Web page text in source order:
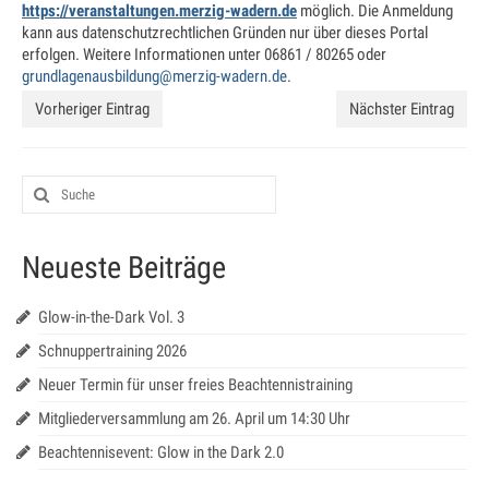
Turniere
Senioren Cup
Saar-Lor-Lux Casino Cup
Beckinger Jugend-Turnier
Datenschutz
https://veranstaltungen.merzig-wadern.de möglich. Die Anmeldung
kann aus datenschutzrechtlichen Gründen nur über dieses Portal
erfolgen. Weitere Informationen unter 06861 / 80265 oder
grundlagenausbildung@merzig-wadern.de.
Vorheriger Eintrag
Nächster Eintrag
Neueste Beiträge
Glow-in-the-Dark Vol. 3
Schnuppertraining 2026
Neuer Termin für unser freies Beachtennistraining
Mitgliederversammlung am 26. April um 14:30 Uhr
Beachtennisevent: Glow in the Dark 2.0